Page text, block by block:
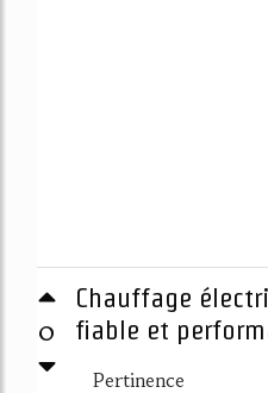
0
Chauffage
fiable et
Pertinence